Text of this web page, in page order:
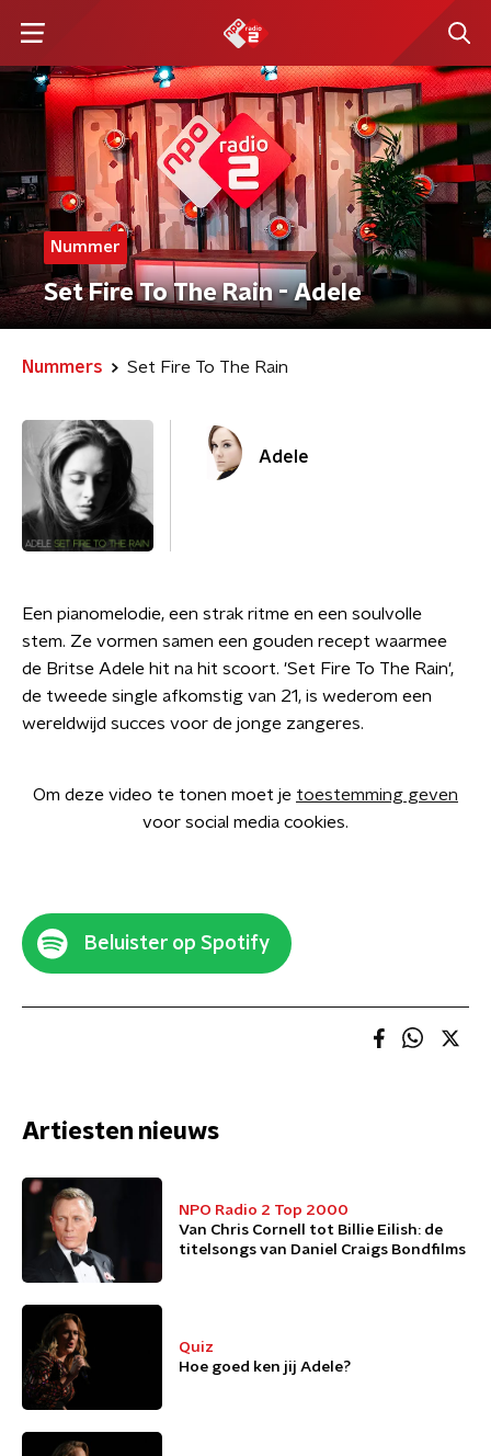
Nummer
Set Fire To The Rain - Adele
Nummers Set Fire To The Rain
Adele
Een pianomelodie, een strak ritme en een soulvolle
stem. Ze vormen samen een gouden recept waarmee
de Britse Adele hit na hit scoort. 'Set Fire To The Rain',
de tweede single afkomstig van 21, is wederom een
wereldwijd succes voor de jonge zangeres.
Om deze video te tonen moet je toestemming geven
voor social media cookies.
Beluister op Spotify
Artiesten nieuws
NPO Radio 2 Top 2000
Van Chris Cornell tot Billie Eilish: de
titelsongs van Daniel Craigs Bondfilms
Quiz
Hoe goed ken jij Adele?